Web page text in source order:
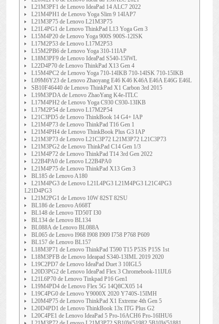
L21M3PF1 de Lenovo IdeaPad 14 ALC7 2022
L21M4PH1 de Lenovo Yoga Slim 9 14IAP7
L21M3P75 de Lenovo L21M3P75
L21L4PG1 de Lenovo ThinkPad L13 Yoga Gen 3
L15M4P20 de Lenovo Yoga 900S 900S-12ISK
L17M2P53 de Lenovo L17M2P53
L15M2PB6 de Lenovo Yoga 310-11IAP
L18M3PF9 de Lenovo IdeaPad S540-15IWL
L22D4P70 de Lenovo ThinkPad X13 Gen 4
L15M4PC2 de Lenovo Yoga 710-14IKB 710-14ISK 710-15IKB
L09M6Y23 de Lenovo Zhaoyang E46 K46 K46A E46A E46G E46L
SB10F46440 de Lenovo ThinkPad X1 Carbon 3rd 2015
L19M3PDA de Lenovo ZhaoYang K4e-ITLC
L17M4PH2 de Lenovo Yoga C930 C930-13IKB
L17M2P54 de Lenovo L17M2P54
L21C3PD5 de Lenovo ThinkBook 14 G4+ IAP
L21M4P73 de Lenovo ThinkPad T16 Gen 1
L21M4PH4 de Lenovo ThinkBook Plus G3 IAP
L21M3P73 de Lenovo L21C3P72 L21M3P72 L21C3P73
L21M3PG2 de Lenovo ThinkPad C14 Gen 1/3
L21M4P72 de Lenovo ThinkPad T14 3rd Gen 2022
L22B4PA0 de Lenovo L22B4PA0
L21M4P75 de Lenovo ThinkPad X13 Gen 3
BL185 de Lenovo A180
L21M4PG3 de Lenovo L21L4PG3 L21M4PG3 L21C4PG3
L21D4PG3
L21M2PG1 de Lenovo 10W 82ST 82SU
BL186 de Lenovo A668T
BL148 de Lenovo TD50T I30
BL134 de Lenovo BL134
BL088A de Lenovo BL088A
BL065 de Lenovo I968 I908 I909 I758 P768 P609
BL157 de Lenovo BL157
L18M3P71 de Lenovo ThinkPad T590 T15 P53S P15S 1st
L18M3PFB de Lenovo Ideapad S340-13IML 2019 2020
L19C2PD7 de Lenovo IdeaPad Duet 3 10IGL5
L20D3PG2 de Lenovo IdeaPad Flex 3 Chromebook-11IJL6
L21L6P70 de Lenovo Tinkpad P16 Gen1
L19M4PD4 de Lenovo Flex 5G 14Q8CX05 14
L19C4PG0 de Lenovo Y9000X 2020 Y740S-15IMH
L20M4P75 de Lenovo ThinkPad X1 Extreme 4th Gen 5
L20D4PD1 de Lenovo ThinkBook 13x ITG Plus G2
L20C4PE1 de Lenovo IdeaPad 5 Pro-16ACH6 Pro-16IHU6